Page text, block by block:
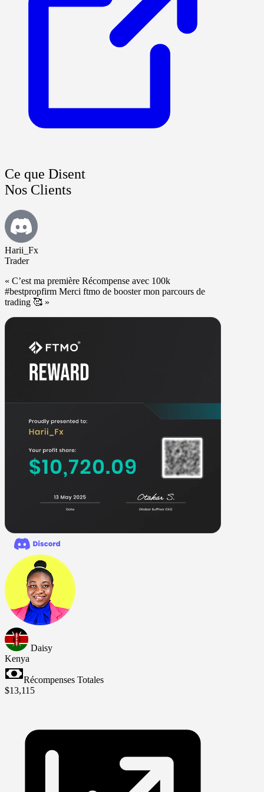
Ce que Disent
Nos Clients
Harii_Fx
Trader
« C’est ma première Récompense avec 100k
#bestpropfirm Merci ftmo de booster mon parcours de
trading 🥰 »
Daisy
Kenya
Récompenses Totales
$13,115